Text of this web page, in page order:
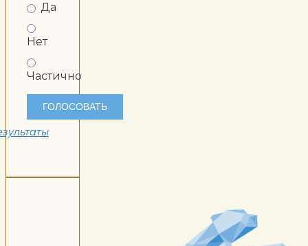
Да
Нет
Частично